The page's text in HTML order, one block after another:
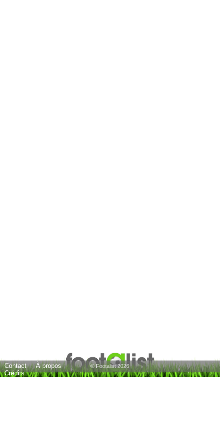
Contact
À propos
Crédits
© Footalist 2026